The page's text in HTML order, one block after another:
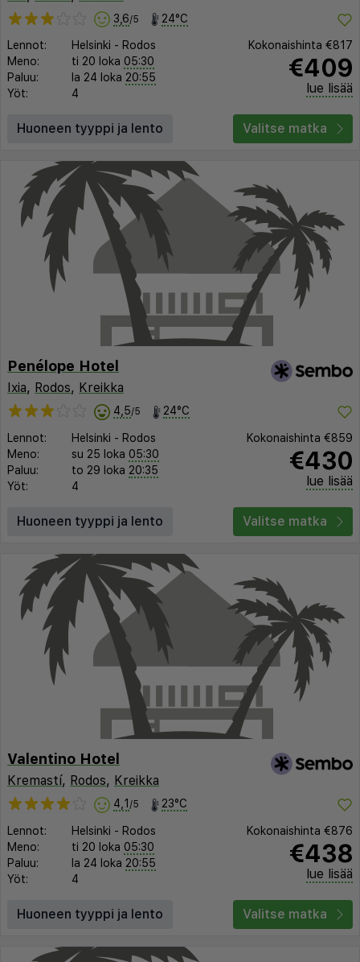
3,6/5 24°C
Lennot: Helsinki - Rodos
Meno:
ti 20 loka 05:30
Paluu:
la 24 loka 20:55
Yöt:
4
Kokonaishinta €817
€409
lue lisää
Huoneen tyyppi ja lento Valitse matka
Penélope Hotel
Ixia, Rodos, Kreikka
4,5/5 24°C
Lennot: Helsinki - Rodos
Meno:
su 25 loka 05:30
Paluu:
to 29 loka 20:35
Yöt:
4
Kokonaishinta €859
€430
lue lisää
Huoneen tyyppi ja lento Valitse matka
Valentino Hotel
Kremastí, Rodos, Kreikka
4,1 /5 23°C
Lennot: Helsinki - Rodos
Meno:
ti 20 loka 05:30
Paluu:
la 24 loka 20:55
Yöt:
4
Kokonaishinta €876
€438
lue lisää
Huoneen tyyppi ja lento Valitse matka